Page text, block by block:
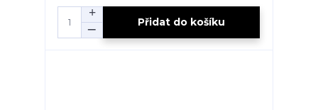
Přidat do košíku